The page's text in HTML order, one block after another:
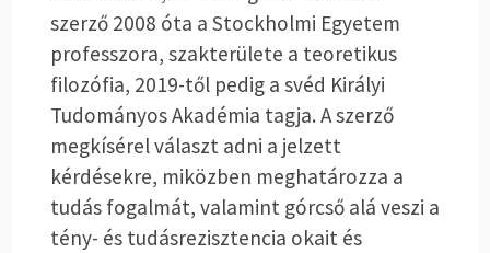
szerző 2008 óta a Stockholmi Egyetem
professzora, szakterülete a teoretikus
filozófia, 2019-től pedig a svéd Királyi
Tudományos Akadémia tagja. A szerző
megkísérel választ adni a jelzett
kérdésekre, miközben meghatározza a
tudás fogalmát, valamint górcső alá veszi a
tény- és tudásrezisztencia okait és